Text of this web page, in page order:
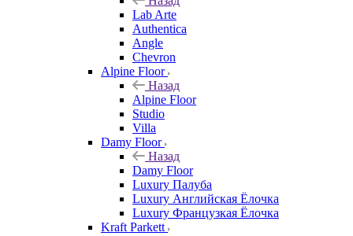
Lab Arte
Authentica
Angle
Chevron
Alpine Floor
Назад
Alpine Floor
Studio
Villa
Damy Floor
Назад
Damy Floor
Luxury Палуба
Luxury Английская Ёлочка
Luxury Французкая Ёлочка
Kraft Parkett